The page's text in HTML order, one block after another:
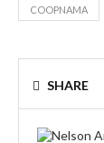
COOPNAMA
SHARE